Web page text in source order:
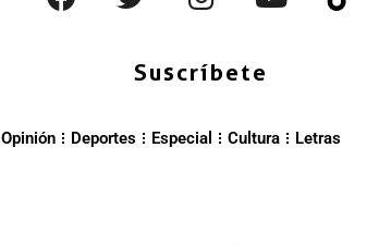
Suscríbete
Opinión Deportes Especial Cultura Letras